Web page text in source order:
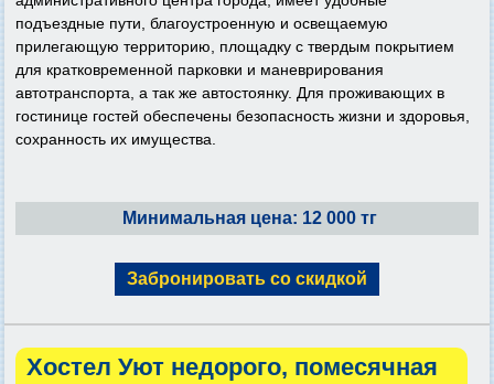
подъездные пути, благоустроенную и освещаемую
прилегающую территорию, площадку с твердым покрытием
для кратковременной парковки и маневрирования
автотранспорта, а так же автостоянку. Для проживающих в
гостинице гостей обеспечены безопасность жизни и здоровья,
сохранность их имущества.
Минимальная цена: 12 000 тг
Забронировать со скидкой
Хостел Уют недорого, помесячная